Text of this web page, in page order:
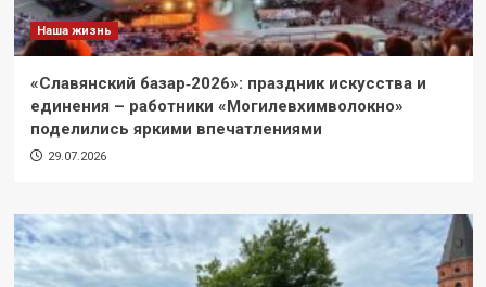
Наша жизнь
«Славянский базар‑2026»: праздник искусства и
единения – работники «Могилевхимволокно»
поделились яркими впечатлениями
29.07.2026